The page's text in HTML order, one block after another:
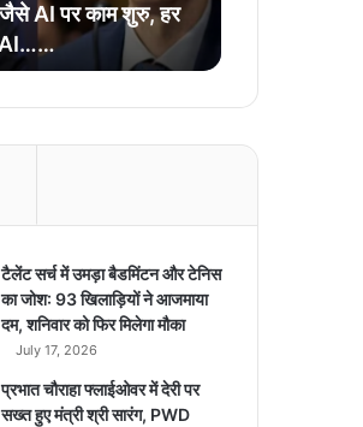
AI पर काम शुरु, हर
AI……
टैलेंट सर्च में उमड़ा बैडमिंटन और टेनिस
का जोश: 93 खिलाड़ियों ने आजमाया
दम, शनिवार को फिर मिलेगा मौका
July 17, 2026
प्रभात चौराहा फ्लाईओवर में देरी पर
सख्त हुए मंत्री श्री सारंग, PWD